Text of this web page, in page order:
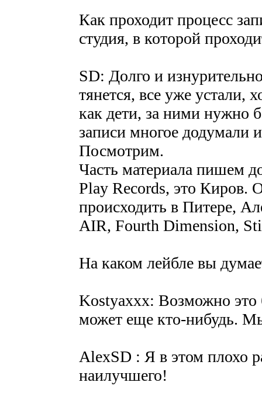
Как проходит процесс
студия, в которой
SD: Долго и
тянется, все уже устали,
как дети, за ними нужно
записи многое додумали
Посмотрим.
Часть материала пишем
Play Records, это Киров.
происходить в Питере,
AIR, Fourth Dimension,
На каком лейбле вы
Kostyaxxx: Возможно это
может еще кто-нибудь.
AlexSD : Я в этом плохо
наилучшего!